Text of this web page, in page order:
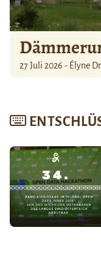
27 Juli 2026 - Élyne